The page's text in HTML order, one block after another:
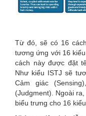
Từ đó, sẽ có 16
tương ứng với 16
cách này được đặt
Như kiểu ISTJ sẽ
Cảm giác
(Judgment). Ngoài
biểu trưng cho 16